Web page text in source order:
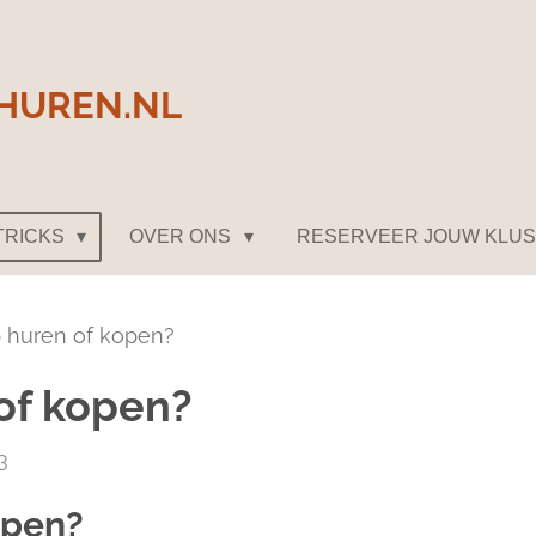
OVER ONS RESERVEER JOUW
huren of kopen?
kopen?